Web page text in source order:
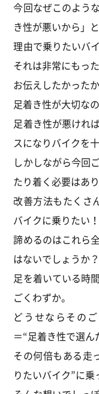
今回なぜこのよう
き性が悪いから」
理由で乗りたいバ
それは非常にもっ
お伝えしたかったか
足着き性が大切な
足着き性が悪けれ
スになりバイクを
しかしながら今回
たり着く必要はあ
改善方法もたくさ
バイクに乗りたい
諦めるのはこれら
はないでしょうか？
足を着いている時
ごくわずか。
どうせならその
＝“足着き性で選ん
その何倍もある走
りたいバイク”に乗